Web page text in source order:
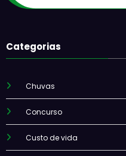
Categorias
Chuvas
Concurso
Custo de vida